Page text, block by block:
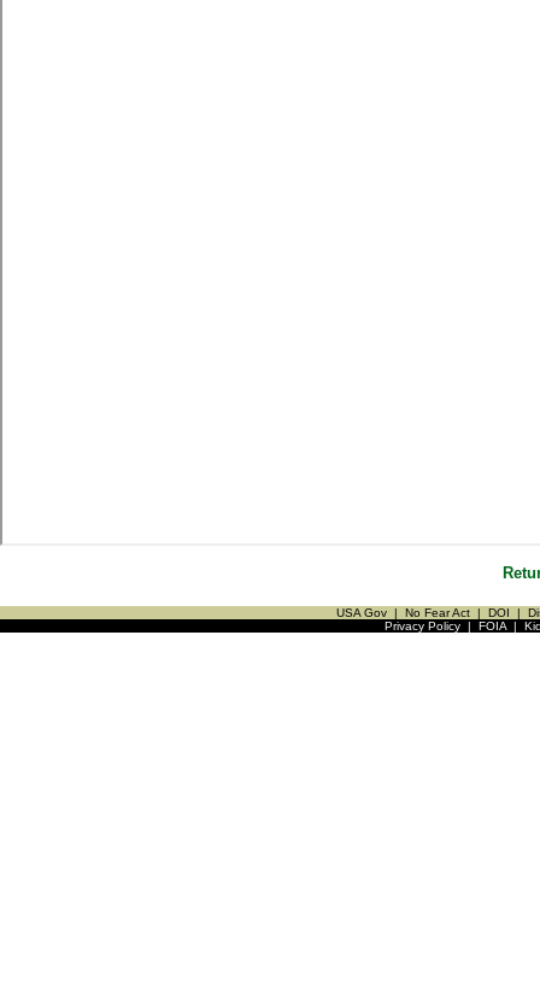
USA Gov | No Fear Act | DOI |
Privacy Policy| FOIA|